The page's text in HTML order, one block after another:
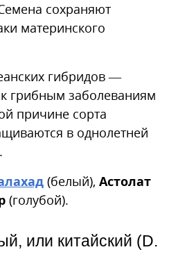
сохраняют
материнского
гибридов —
грибным заболеваниям
причине сорта
в однолетней
(белый), Астолат
(голубой).
или китайский (D.